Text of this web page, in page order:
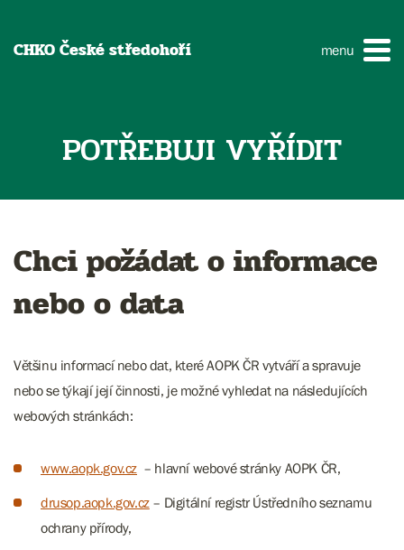
CHKO České středohoří menu
POTŘEBUJI VYŘÍDIT
Chci požádat o informace
nebo o data
Většinu informací nebo dat, které AOPK ČR vytváří a spravuje
nebo se týkají její činnosti, je možné vyhledat na následujících
webových stránkách:
www.aopk.gov.cz – hlavní webové stránky AOPK ČR,
drusop.aopk.gov.cz– Digitální registr Ústředního seznamu
ochrany přírody,